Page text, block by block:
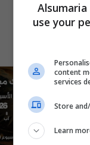
use your
content
services
Store
Learn